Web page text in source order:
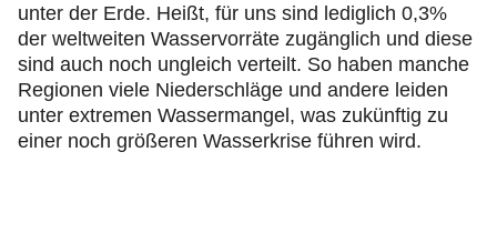
unter der Erde. Heißt, für uns sind lediglich 0,3%
der weltweiten Wasservorräte zugänglich und diese
sind auch noch ungleich verteilt. So haben manche
Regionen viele Niederschläge und andere leiden
unter extremen Wassermangel, was zukünftig zu
einer noch größeren Wasserkrise führen wird.